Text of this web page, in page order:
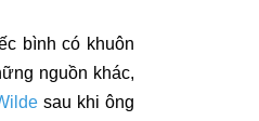
bình có khuôn
nguồn khác,
sau khi ông